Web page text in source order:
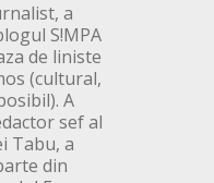
a
S!MPA
de liniste
(cultural,
A
sef al
Tabu, a
din